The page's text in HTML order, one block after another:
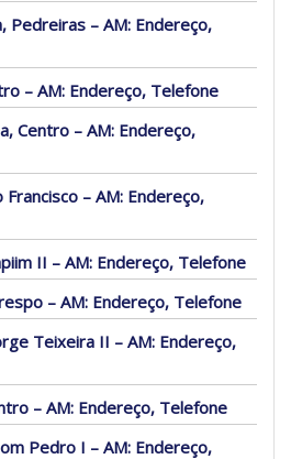
Pedreiras – AM: Endereço,
– AM: Endereço, Telefone
Centro – AM: Endereço,
Francisco – AM: Endereço,
II – AM: Endereço, Telefone
– AM: Endereço, Telefone
Teixeira II – AM: Endereço,
– AM: Endereço, Telefone
Pedro I – AM: Endereço,